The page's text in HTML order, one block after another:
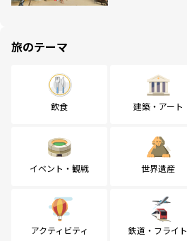
旅のテーマ
飲食 建築・アート
イベント・観戦 世界遺産
アクティビティ 鉄道・フライト